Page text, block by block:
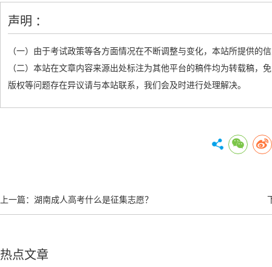
声明 ：
（一）由于考试政策等各方面情况在不断调整与变化，本站所提供的
（二）本站在文章内容来源出处标注为其他平台的稿件均为转载稿
版权等问题存在异议请与本站联系，我们会及时进行处理解决。
上一篇： 湖南成人高考什么是征集志愿？
热点文章